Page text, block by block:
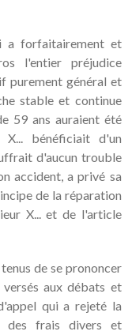
a forfaitairement et
l'entier préjudice
purement général et
stable et continue
59 ans auraient été
X... bénéficiait d'un
d'aucun trouble
accident, a privé sa
de la réparation
X... et de l'article
de se prononcer
aux débats et
qui a rejeté la
des frais divers et